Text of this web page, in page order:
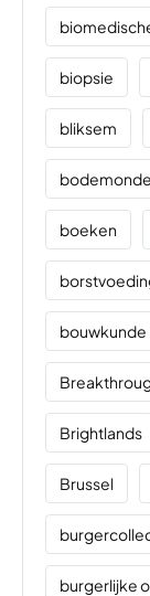
biopsie
bliksem
boeken
bouwkunde
Brightlands
Brussel
burgerlijke